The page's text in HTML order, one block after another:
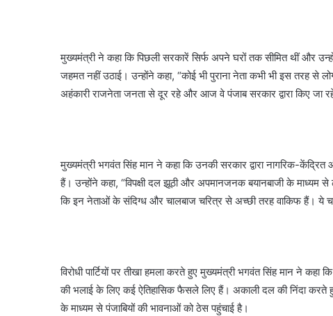
मुख्यमंत्री ने कहा कि पिछली सरकारें सिर्फ अपने घरों तक सीमित थीं और
जहमत नहीं उठाई। उन्होंने कहा, “कोई भी पुराना नेता कभी भी इस तरह
अहंकारी राजनेता जनता से दूर रहे और आज वे पंजाब सरकार द्वारा किए जा
मुख्यमंत्री भगवंत सिंह मान ने कहा कि उनकी सरकार द्वारा नागरिक-केंद्रित
हैं। उन्होंने कहा, “विपक्षी दल झूठी और अपमानजनक बयानबाजी के माध्यम
कि इन नेताओं के संदिग्ध और चालबाज चरित्र से अच्छी तरह वाकिफ हैं। ये
विरोधी पार्टियों पर तीखा हमला करते हुए मुख्यमंत्री भगवंत सिंह मान ने
की भलाई के लिए कई ऐतिहासिक फैसले लिए हैं। अकाली दल की निंदा करते
के माध्यम से पंजाबियों की भावनाओं को ठेस पहुंचाई है।